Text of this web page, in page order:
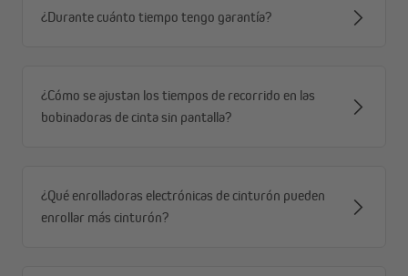
¿Durante cuánto tiempo tengo garantía?
¿Cómo se ajustan los tiempos de recorrido en las
bobinadoras de cinta sin pantalla?
¿Qué enrolladoras electrónicas de cinturón pueden
enrollar más cinturón?